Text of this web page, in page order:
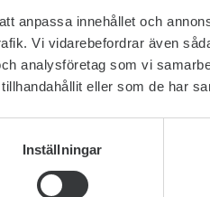
anpassa innehållet och
Vi vidarebefordrar även
analysföretag som vi
eller som de har
Inställningar